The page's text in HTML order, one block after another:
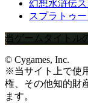
幻想水滸伝
スプラトゥ
当ゲームタイトル
© Cygames, Inc.
※当サイト上で使
権、その他知的財
ます。